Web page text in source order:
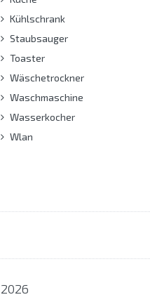
Kühlschrank
Staubsauger
Toaster
Wäschetrockner
Waschmaschine
Wasserkocher
Wlan
2026